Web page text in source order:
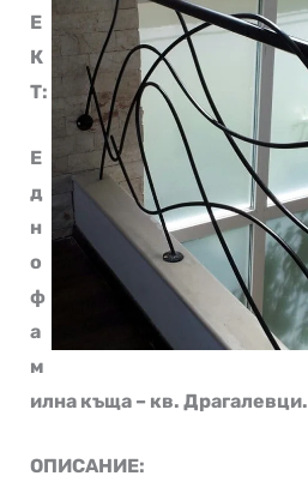
Е
К
Т:
Е
д
н
о
ф
а
м
илна къща – кв. Драгалевци.
ОПИСАНИЕ: